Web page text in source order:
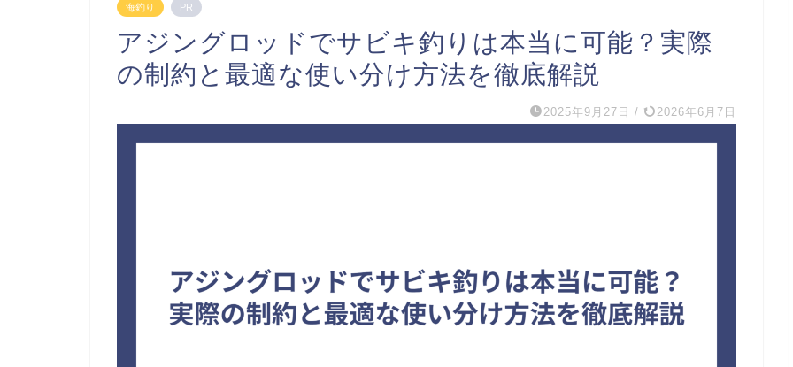
海釣り PR
アジングロッドでサビキ釣りは本当に可能？実際
の制約と最適な使い分け方法を徹底解説
2025年9月27日 / 2026年6月7日